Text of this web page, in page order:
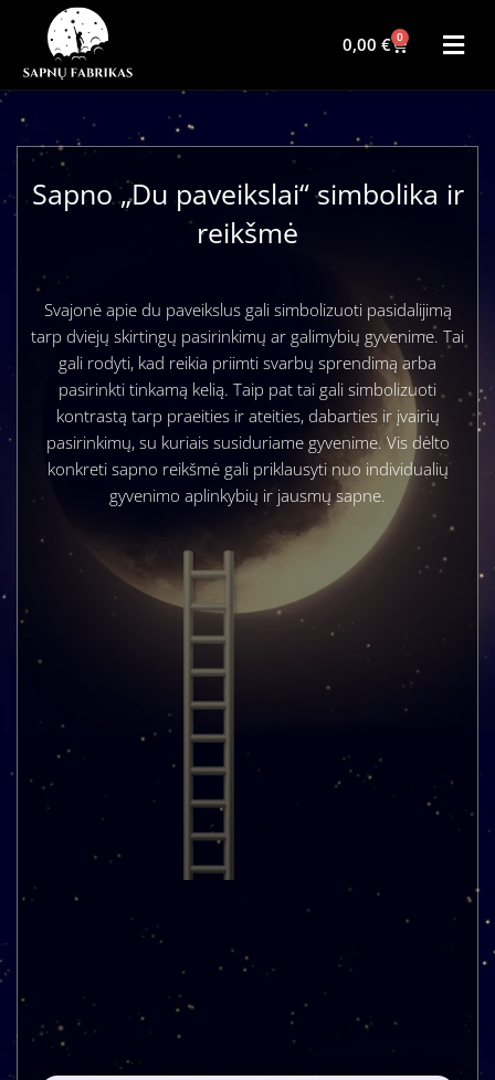
0,00 € 0
Sapno „Du paveikslai“ simbolika ir
reikšmė
Svajonė apie du paveikslus gali simbolizuoti pasidalijimą
tarp dviejų skirtingų pasirinkimų ar galimybių gyvenime. Tai
gali rodyti, kad reikia priimti svarbų sprendimą arba
pasirinkti tinkamą kelią. Taip pat tai gali simbolizuoti
kontrastą tarp praeities ir ateities, dabarties ir įvairių
pasirinkimų, su kuriais susiduriame gyvenime. Vis dėlto
konkreti sapno reikšmė gali priklausyti nuo individualių
gyvenimo aplinkybių ir jausmų sapne.